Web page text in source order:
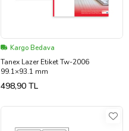
Kargo Bedava
Tanex Lazer Etiket Tw-2006
99.1×93.1 mm
498,90 TL